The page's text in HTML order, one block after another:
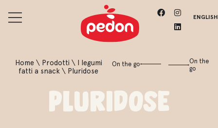
ENGLISH
On the go
Home\ Prodotti \ I legumi
fatti a snack \ Pluridose
On the
go
Pluridose